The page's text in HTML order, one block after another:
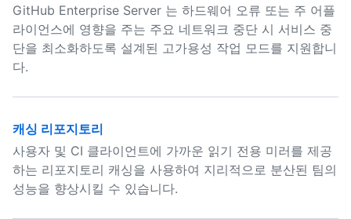
GitHub Enterprise Server 는 하드웨어 오류 또는 주 어플
라이언스에 영향을 주는 주요 네트워크 중단 시 서비스 중
단을 최소화하도록 설계된 고가용성 작업 모드를 지원합니
다.
캐싱 리포지토리
사용자 및 CI 클라이언트에 가까운 읽기 전용 미러를 제공
하는 리포지토리 캐싱을 사용하여 지리적으로 분산된 팀의
성능을 향상시킬 수 있습니다.